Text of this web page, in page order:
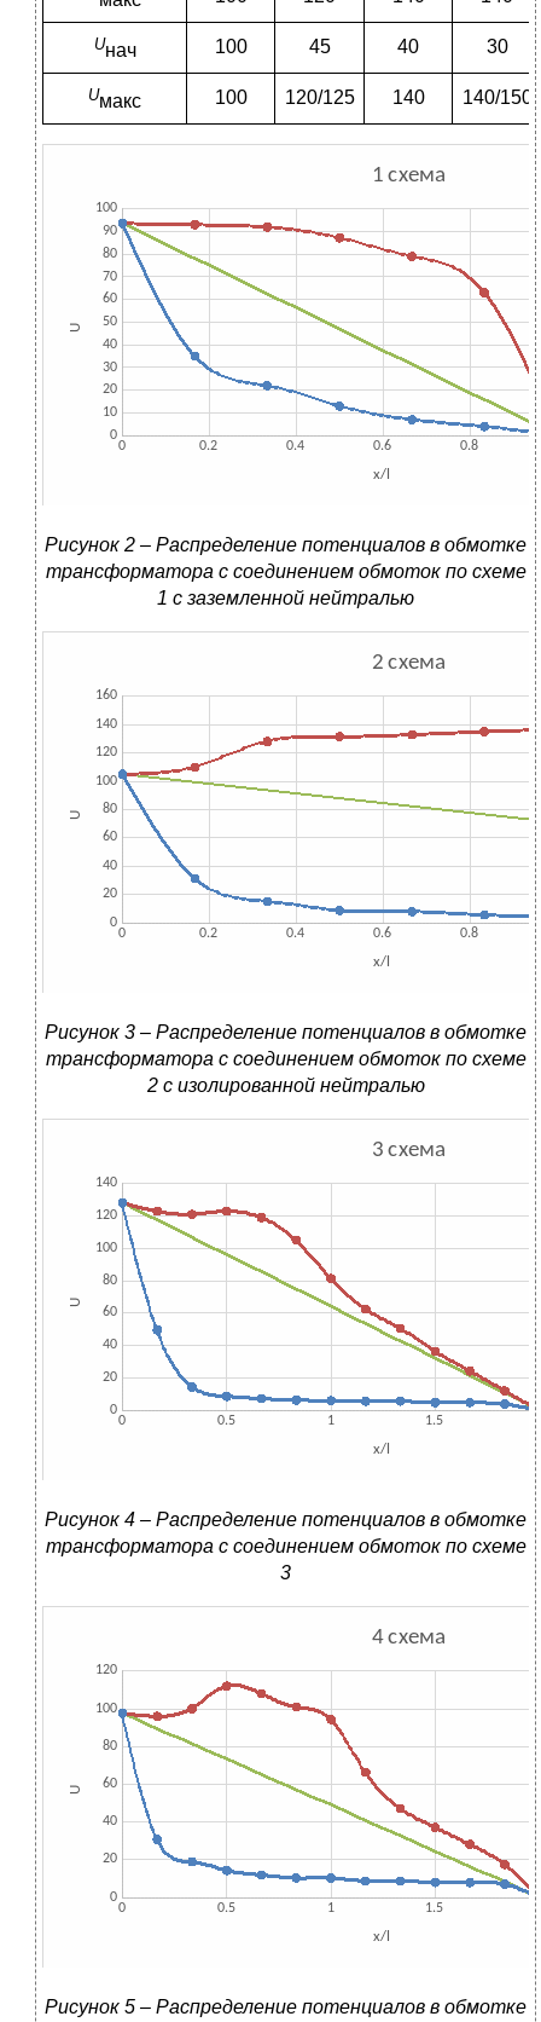
Uнач 100 45 40 30
Uмакс 100 120/125 140 140/150
Рисунок 2 – Распределение потенциалов в обмотке
трансформатора с соединением обмоток по схеме
1 с заземленной нейтралью
Рисунок 3 – Распределение потенциалов в обмотке
трансформатора с соединением обмоток по схеме
2 с изолированной нейтралью
Рисунок 4 – Распределение потенциалов в обмотке
трансформатора с соединением обмоток по схеме
3
Рисунок 5 – Распределение потенциалов в обмотке